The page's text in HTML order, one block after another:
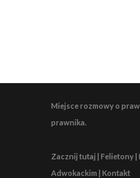
Miejsce rozmowy o
prawnika.
Zacznij tutaj | Felietony |
Adwokackim | Kontakt